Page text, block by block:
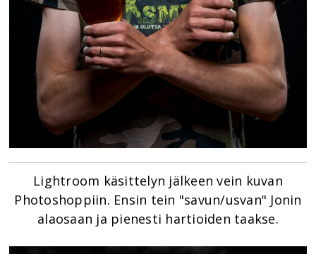
Lightroom käsittelyn jälkeen vein kuvan
Photoshoppiin. Ensin tein "savun/usvan" Jonin
alaosaan ja pienesti hartioiden taakse.